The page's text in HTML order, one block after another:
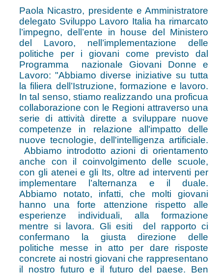
Paola Nicastro, presidente e Amministratore
delegato Sviluppo Lavoro Italia ha rimarcato
l’impegno, dell’ente in house del Ministero
del Lavoro, nell’implementazione delle
politiche per i giovani come previsto dal
Programma nazionale Giovani Donne e
Lavoro: "Abbiamo diverse iniziative su tutta
la filiera dell’Istruzione, formazione e lavoro.
In tal senso, stiamo realizzando una proficua
collaborazione con le Regioni attraverso una
serie di attività dirette a sviluppare nuove
competenze in relazione all'impatto delle
nuove tecnologie, dell'intelligenza artificiale.
Abbiamo introdotto azioni di orientamento
anche con il coinvolgimento delle scuole,
con gli atenei e gli Its, oltre ad interventi per
implementare l’alternanza e il duale.
Abbiamo notato, infatti, che molti giovani
hanno una forte attenzione rispetto alle
esperienze individuali, alla formazione
mentre si lavora. Gli esiti del rapporto ci
confermano la giusta direzione delle
politiche messe in atto per dare risposte
concrete ai nostri giovani che rappresentano
il nostro futuro e il futuro del paese. Ben